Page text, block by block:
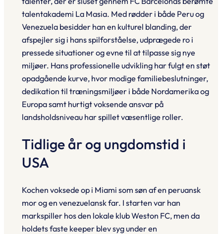
talentakademi La Masia. Med rødder i både Peru og
Venezuela besidder han en kulturel blanding, der
afspejler sig i hans spilforståelse, udprægede ro i
pressede situationer og evne til at tilpasse sig nye
miljøer. Hans professionelle udvikling har fulgt en støt
opadgående kurve, hvor modige familie­beslutninger,
dedikation til træningsmiljøer i både Nordamerika og
Europa samt hurtigt voksende ansvar på
landsholdsniveau har spillet væsentlige roller.
Tidlige år og ungdomstid i
USA
Kochen voksede op i Miami som søn af en peruansk
mor og en venezuelansk far. I starten var han
markspiller hos den lokale klub Weston FC, men da
holdets faste keeper blev syg under en